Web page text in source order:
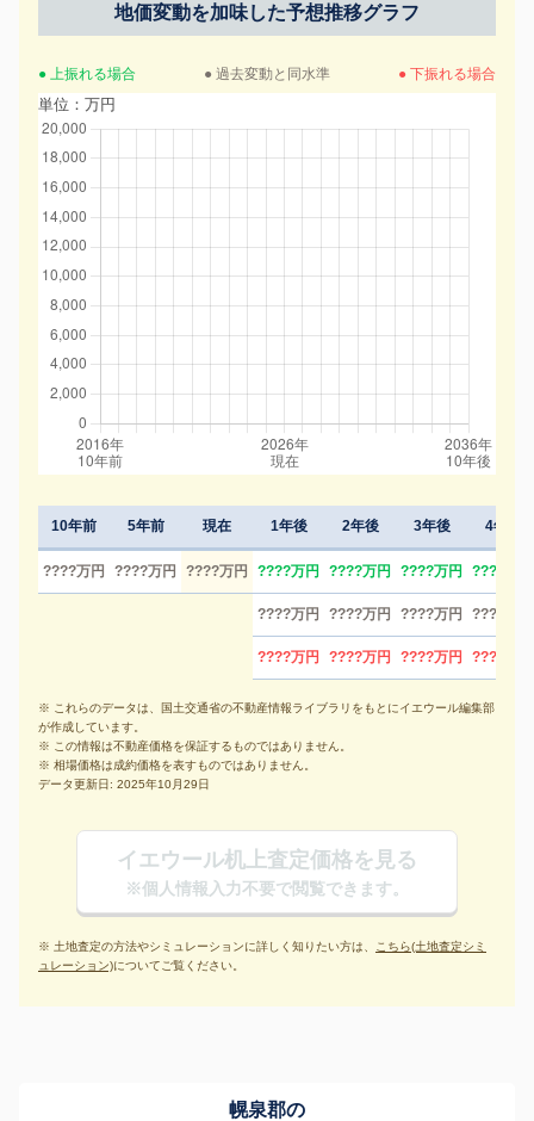
地価変動を加味した予想推移グラフ
● 上振れる場合 ● 過去変動と同水準 ● 下振れる場合
単位：万円
10年前 5年前 現在
????万円 ????万円 ????万円
1年後 2年後 3年後 4年後
????万円 ????万円 ????万円 ????万円
????万円 ????万円 ????万円 ????万円
????万円 ????万円 ????万円 ????万円
※ これらのデータは、国土交通省の不動産情報ライブラリをもとにイエウール編集部
が作成しています。
※ この情報は不動産価格を保証するものではありません。
※ 相場価格は成約価格を表すものではありません。
データ更新日: 2025年10月29日
イエウール机上査定価格を見る
※個人情報入力不要で閲覧できます。
※ 土地査定の方法やシミュレーションに詳しく知りたい方は、 こちら(土地査定シミ
ュレーション)についてご覧ください。
幌泉郡の